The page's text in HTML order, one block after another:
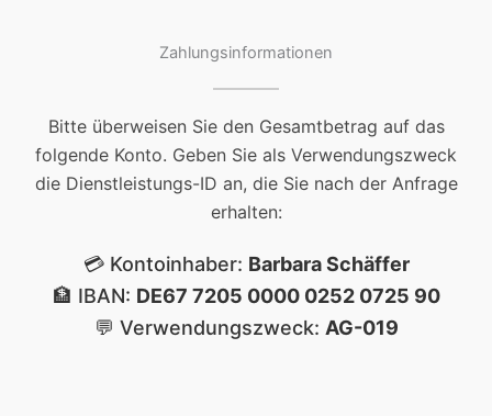
Zahlungsinformationen
Bitte überweisen Sie den Gesamtbetrag auf das
folgende Konto. Geben Sie als Verwendungszweck
die Dienstleistungs-ID an, die Sie nach der Anfrage
erhalten:
💳 Kontoinhaber: Barbara Schäffer
🏦 IBAN: DE67 7205 0000 0252 0725 90
💬 Verwendungszweck: AG-019